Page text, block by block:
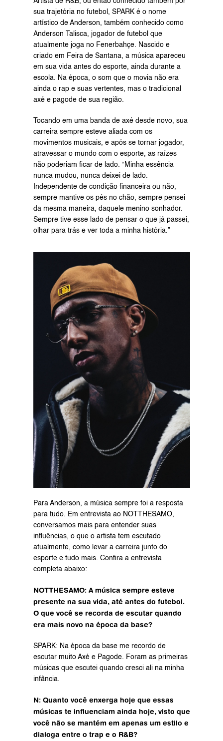
sua trajetória no futebol, SPARK é o nome
artístico de Anderson, também conhecido como
Anderson Talisca, jogador de futebol que
atualmente joga no Fenerbahçe. Nascido e
criado em Feira de Santana, a música apareceu
em sua vida antes do esporte, ainda durante a
escola. Na época, o som que o movia não era
ainda o rap e suas vertentes, mas o tradicional
axé e pagode de sua região.
Tocando em uma banda de axé desde novo, sua
carreira sempre esteve aliada com os
movimentos musicais, e após se tornar jogador,
atravessar o mundo com o esporte, as raízes
não poderiam ficar de lado. “Minha essência
nunca mudou, nunca deixei de lado.
Independente de condição financeira ou não,
sempre mantive os pés no chão, sempre pensei
da mesma maneira, daquele menino sonhador.
Sempre tive esse lado de pensar o que já passei,
olhar para trás e ver toda a minha história.”
Para Anderson, a música sempre foi a resposta
para tudo. Em entrevista ao NOTTHESAMO,
conversamos mais para entender suas
influências, o que o artista tem escutado
atualmente, como levar a carreira junto do
esporte e tudo mais. Confira a entrevista
completa abaixo:
NOTTHESAMO: A música sempre esteve
presente na sua vida, até antes do futebol.
O que você se recorda de escutar quando
era mais novo na época da base?
SPARK: Na época da base me recordo de
escutar muito Axé e Pagode. Foram as primeiras
músicas que escutei quando cresci ali na minha
infância.
N: Quanto você enxerga hoje que essas
músicas te influenciam ainda hoje, visto que
você não se mantém em apenas um estilo e
dialoga entre o trap e o R&B?